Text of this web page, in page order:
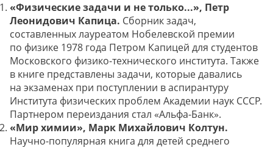
«Физические задачи и не только...», Петр
Леонидович Капица. Сборник задач,
составленных лауреатом Нобелевской премии
по физике 1978 года Петром Капицей для студентов
Московского физико-технического института. Также
в книге представлены задачи, которые давались
на экзаменах при поступлении в аспирантуру
Института физических проблем Академии наук СССР.
Партнером переиздания стал «Альфа-Банк».
«Мир химии», Марк Михайлович Колтун.
Научно-популярная книга для детей среднего